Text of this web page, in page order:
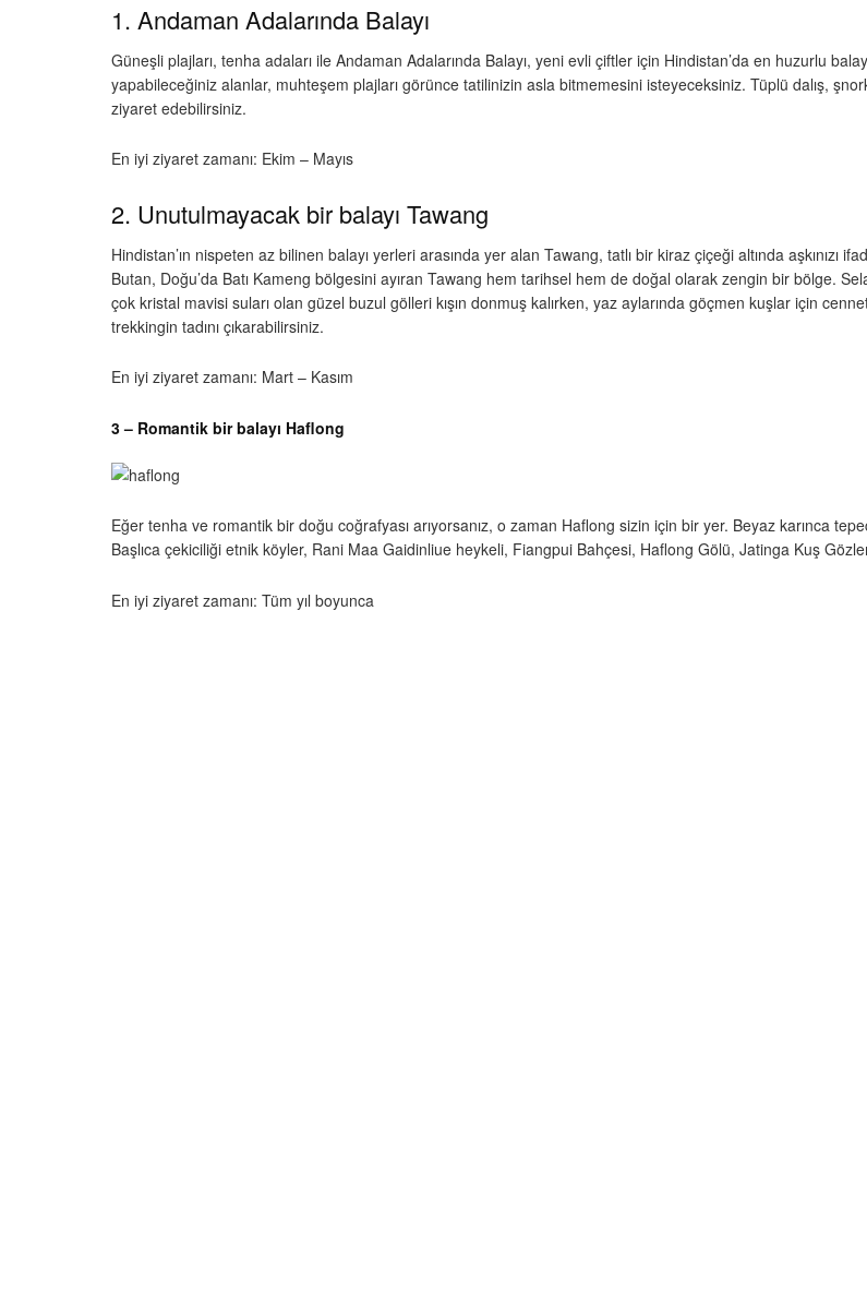
1. Andaman Adalarında Balayı
Güneşli plajları, tenha adaları ile Andaman Adalarında Balayı, yeni evli çiftler için Hindistan’da en huzurlu
yapabileceğiniz alanlar, muhteşem plajları görünce tatilinizin asla bitmemesini isteyeceksiniz. Tüplü dalış,
ziyaret edebilirsiniz.
En iyi ziyaret zamanı: Ekim – Mayıs
2. Unutulmayacak bir balayı Tawang
Hindistan’ın nispeten az bilinen balayı yerleri arasında yer alan Tawang, tatlı bir kiraz çiçeği altında aşkınızı
Butan, Doğu’da Batı Kameng bölgesini ayıran Tawang hem tarihsel hem de doğal olarak zengin bir bölge.
çok kristal mavisi suları olan güzel buzul gölleri kışın donmuş kalırken, yaz aylarında göçmen kuşlar için
trekkingin tadını çıkarabilirsiniz.
En iyi ziyaret zamanı: Mart – Kasım
3 – Romantik bir balayı Haflong
Eğer tenha ve romantik bir doğu coğrafyası arıyorsanız, o zaman Haflong sizin için bir yer. Beyaz karınca
Başlıca çekiciliği etnik köyler, Rani Maa Gaidinliue heykeli, Fiangpui Bahçesi, Haflong Gölü, Jatinga Kuş
En iyi ziyaret zamanı: Tüm yıl boyunca